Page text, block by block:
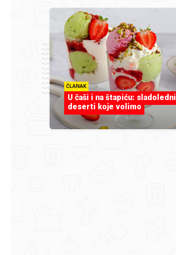
ČLANAK
U čaši i na štapiću: sladoledni
deserti koje volimo